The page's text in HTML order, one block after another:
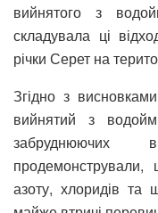
вийнятого з
складувала ці
річки Серет на
Згідно з висновками
вийнятий з
забруднюючих
продемонстрували,
азоту, хлоридів та